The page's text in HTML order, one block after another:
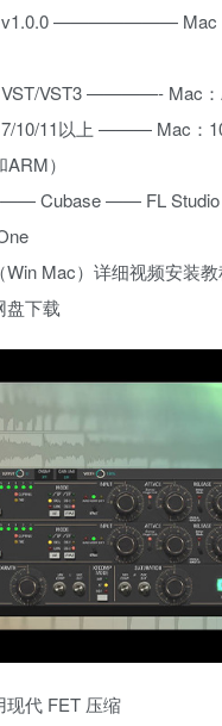
v1.0.0 ——————— Mac
VST/VST3 ————- Mac：
7/10/11以上 ——— Mac：
）
—— Cubase —— FL
Mac）详细视频安装教
盘下载
现代 FET 压缩